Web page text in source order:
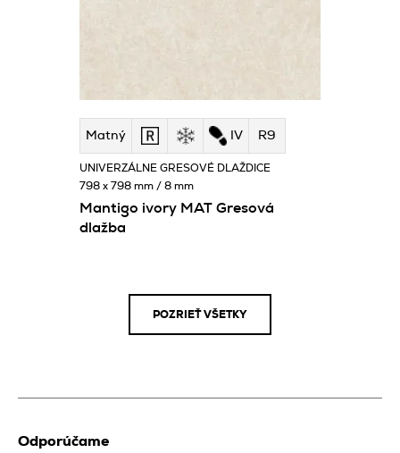
Matný IV R9
Mantigo ivory MAT Gresová
dlažba
UNIVERZÁLNE GRESOVÉ DLAŽDICE
798 x 798 mm / 8 mm
POZRIEŤ VŠETKY
Odporúčame